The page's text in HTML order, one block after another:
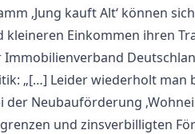
‚Jung kauft Alt‘ können
kleineren Einkommen ihren
Immobilienverband
„[…] Leider wiederholt man
der Neubauförderung
und zinsverbilligten